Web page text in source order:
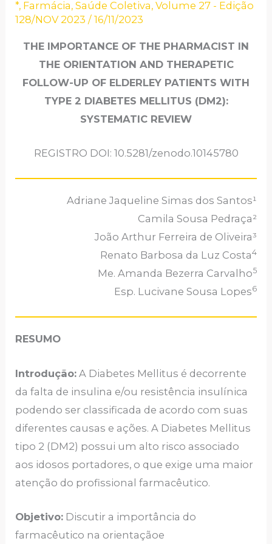
*, Farmácia,Saúde Coletiva,Volume 27 - Edição
128/NOV 2023 /16/11/2023
THE IMPORTANCE OF THE PHARMACIST IN
THE ORIENTATION AND THERAPETIC
FOLLOW-UP OF ELDERLEY PATIENTS WITH
TYPE 2 DIABETES MELLITUS (DM2):
SYSTEMATIC REVIEW
REGISTRO DOI: 10.5281/zenodo.10145780
Adriane Jaqueline Simas dos Santos¹
Camila Sousa Pedraça²
João Arthur Ferreira de Oliveira³
Renato Barbosa da Luz Costa4
Me. Amanda Bezerra Carvalho5
Esp. Lucivane Sousa Lopes6
RESUMO
Introdução: A Diabetes Mellitus é decorrente
da falta de insulina e/ou resistência insulínica
podendo ser classificada de acordo com suas
diferentes causas e ações. A Diabetes Mellitus
tipo 2 (DM2) possui um alto risco associado
aos idosos portadores, o que exige uma maior
atenção do profissional farmacêutico.
Objetivo: Discutir a importância do
farmacêutico na orientaçãoe